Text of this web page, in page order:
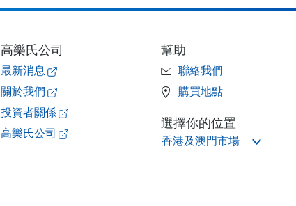
高樂氏公司
最新消息
關於我們
投資者關係
高樂氏公司
幫助
聯絡我們
購買地點
選擇你的位置
香港及澳門市場